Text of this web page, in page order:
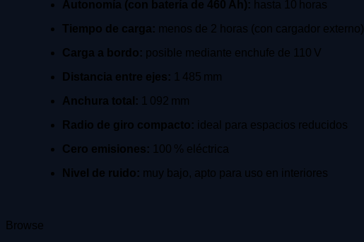
Autonomía (con batería de 460 Ah): hasta 10 horas
Tiempo de carga: menos de 2 horas (con cargador externo)
Carga a bordo: posible mediante enchufe de 110 V
Distancia entre ejes: 1 485 mm
Anchura total: 1 092 mm
Radio de giro compacto: ideal para espacios reducidos
Cero emisiones: 100 % eléctrica
Nivel de ruido: muy bajo, apto para uso en interiores
Browse